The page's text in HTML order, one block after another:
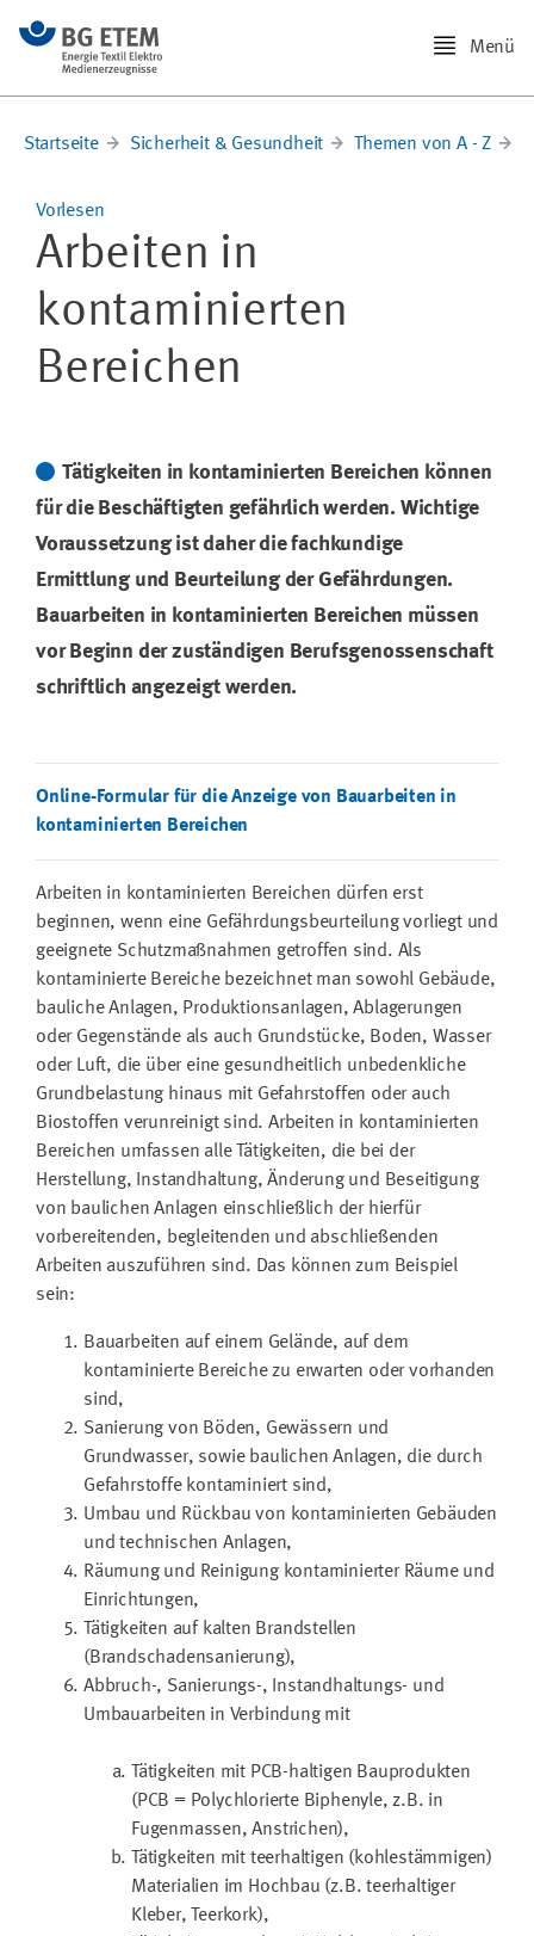
Menü
Startseite Sicherheit & Gesundheit Themen von A - Z
Vorlesen
Arbeiten in
kontaminierten
Bereichen
Tätigkeiten in kontaminierten Bereichen können
für die Beschäftigten gefährlich werden. Wichtige
Voraussetzung ist daher die fachkundige
Ermittlung und Beurteilung der Gefährdungen.
Bauarbeiten in kontaminierten Bereichen müssen
vor Beginn der zuständigen Berufsgenossenschaft
schriftlich angezeigt werden.
Online-Formular für die Anzeige von Bauarbeiten in
kontaminierten Bereichen
Arbeiten in kontaminierten Bereichen dürfen erst
beginnen, wenn eine Gefährdungsbeurteilung vorliegt und
geeignete Schutzmaßnahmen getroffen sind. Als
kontaminierte Bereiche bezeichnet man sowohl Gebäude,
bauliche Anlagen, Produktionsanlagen, Ablagerungen
oder Gegenstände als auch Grundstücke, Boden, Wasser
oder Luft, die über eine gesundheitlich unbedenkliche
Grundbelastung hinaus mit Gefahrstoffen oder auch
Biostoffen verunreinigt sind. Arbeiten in kontaminierten
Bereichen umfassen alle Tätigkeiten, die bei der
Herstellung, Instandhaltung, Änderung und Beseitigung
von baulichen Anlagen einschließlich der hierfür
vorbereitenden, begleitenden und abschließenden
Arbeiten auszuführen sind. Das können zum Beispiel
sein:
Bauarbeiten auf einem Gelände, auf dem
kontaminierte Bereiche zu erwarten oder vorhanden
sind,
Sanierung von Böden, Gewässern und
Grundwasser, sowie baulichen Anlagen, die durch
Gefahrstoffe kontaminiert sind,
Umbau und Rückbau von kontaminierten Gebäuden
und technischen Anlagen,
Räumung und Reinigung kontaminierter Räume und
Einrichtungen,
Tätigkeiten auf kalten Brandstellen
(Brandschadensanierung),
Abbruch-, Sanierungs-, Instandhaltungs- und
Umbauarbeiten in Verbindung mit
Tätigkeiten mit PCB-haltigen Bauprodukten
(PCB = Polychlorierte Biphenyle, z.B. in
Fugenmassen, Anstrichen),
Tätigkeiten mit teerhaltigen (kohlestämmigen)
Materialien im Hochbau (z.B. teerhaltiger
Kleber, Teerkork),